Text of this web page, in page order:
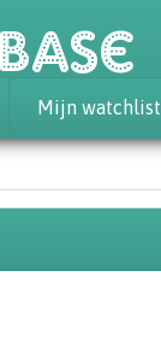
Mijn watchlist